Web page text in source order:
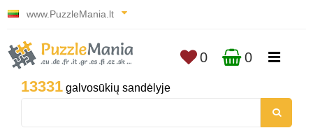
www.PuzzleMania.lt
13331 galvosūkių sandėlyje
0 0